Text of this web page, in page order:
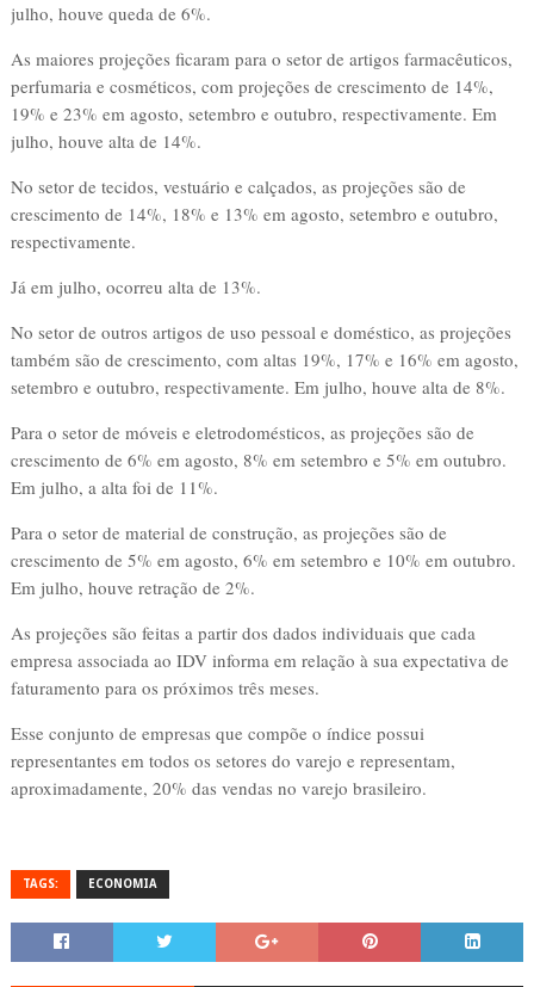
julho, houve queda de 6%.
As maiores projeções ficaram para o setor de artigos farmacêuticos,
perfumaria e cosméticos, com projeções de crescimento de 14%,
19% e 23% em agosto, setembro e outubro, respectivamente. Em
julho, houve alta de 14%.
No setor de tecidos, vestuário e calçados, as projeções são de
crescimento de 14%, 18% e 13% em agosto, setembro e outubro,
respectivamente.
Já em julho, ocorreu alta de 13%.
No setor de outros artigos de uso pessoal e doméstico, as projeções
também são de crescimento, com altas 19%, 17% e 16% em agosto,
setembro e outubro, respectivamente. Em julho, houve alta de 8%.
Para o setor de móveis e eletrodomésticos, as projeções são de
crescimento de 6% em agosto, 8% em setembro e 5% em outubro.
Em julho, a alta foi de 11%.
Para o setor de material de construção, as projeções são de
crescimento de 5% em agosto, 6% em setembro e 10% em outubro.
Em julho, houve retração de 2%.
As projeções são feitas a partir dos dados individuais que cada
empresa associada ao IDV informa em relação à sua expectativa de
faturamento para os próximos três meses.
Esse conjunto de empresas que compõe o índice possui
representantes em todos os setores do varejo e representam,
aproximadamente, 20% das vendas no varejo brasileiro.
TAGS: ECONOMIA